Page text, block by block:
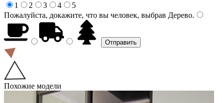
1
2 3 4
5
Пожалуйста, докажите, что вы человек, выбрав Дерево.
Похожие модели